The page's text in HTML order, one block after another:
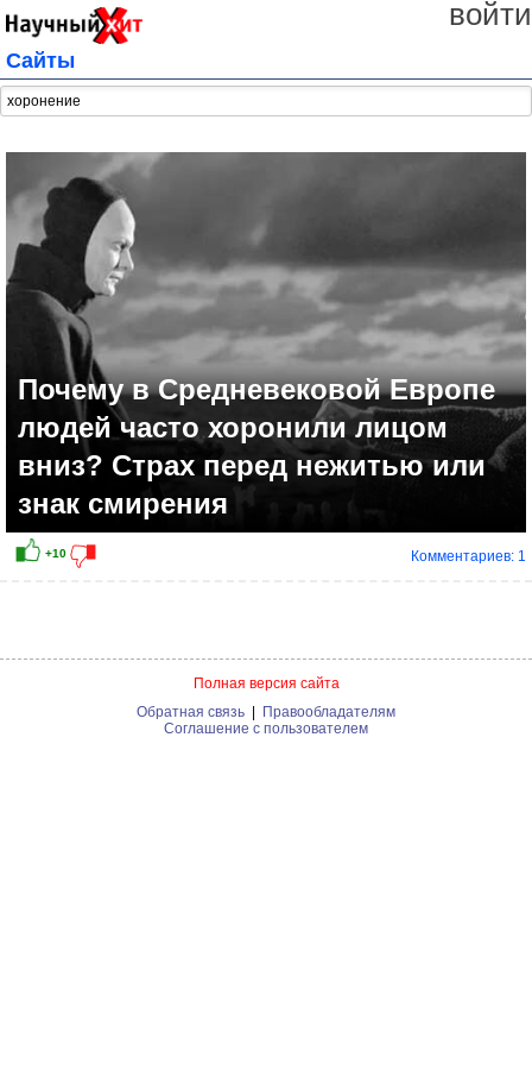
войти
Сайты
Почему в Средневековой Европе
людей часто хоронили лицом
вниз? Страх перед нежитью или
знак смирения
Комментариев: 1
Полная версия сайта
Обратная связь | Правообладателям
Соглашение с пользователем